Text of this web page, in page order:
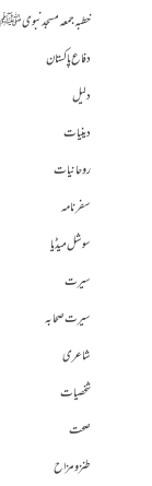
خطبہ جمعہ مسجد نبوی ﷺ
دفاع پاکستان
دلیل
دینیات
روحانیات
سفرنامہ
سوشل میڈیا
سیرت
سیرت صحابہ
شاعری
شخصیات
صحت
طنز و مزاح